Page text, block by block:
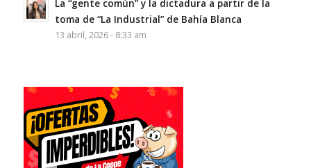
La “gente común” y la dictadura a partir de la
toma de “La Industrial” de Bahía Blanca
13 abril, 2026 - 8:33 am